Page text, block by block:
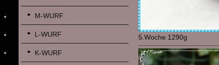
M-WURF
L-WURF
K-WURF
5.Woche 1290g